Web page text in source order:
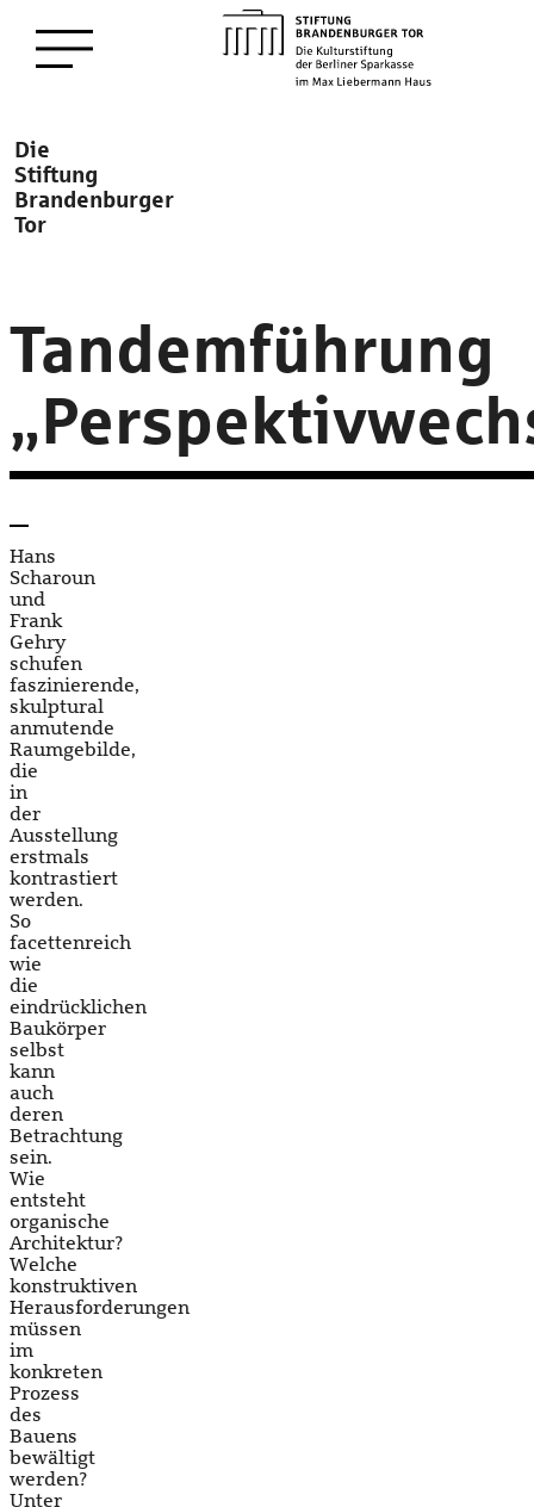
Hauptinhalt
Die
Stiftung
Brandenburger
Tor
Tandemführung
Hans
Scharoun
und
Frank
Gehry
schufen
faszinierende,
skulptural
anmutende
Raumgebilde,
die
in
der
Ausstellung
erstmals
kontrastiert
werden.
So
facettenreich
wie
die
eindrücklichen
Baukörper
selbst
kann
auch
deren
Betrachtung
sein.
Wie
entsteht
organische
Architektur?
Welche
konstruktiven
Herausforderungen
müssen
im
konkreten
Prozess
des
Bauens
bewältigt
werden?
Unter